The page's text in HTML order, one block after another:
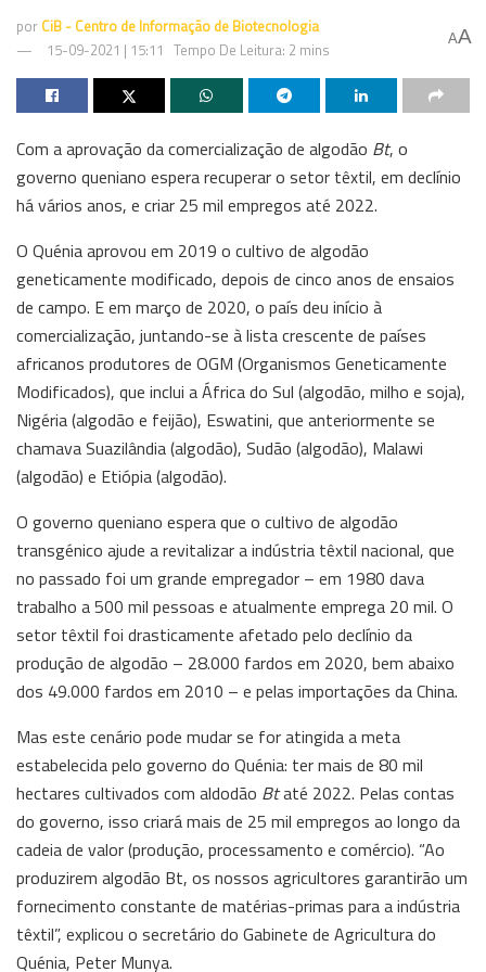
por CiB - Centro de Informação de Biotecnologia
15-09-2021 | 15:11 Tempo De Leitura: 2 mins
AA
Com a aprovação da comercialização de algodão Bt, o
governo queniano espera recuperar o setor têxtil, em declínio
há vários anos, e criar 25 mil empregos até 2022.
O Quénia aprovou em 2019 o cultivo de algodão
geneticamente modificado, depois de cinco anos de ensaios
de campo. E em março de 2020, o país deu início à
comercialização, juntando-se à lista crescente de países
africanos produtores de OGM (Organismos Geneticamente
Modificados), que inclui a África do Sul (algodão, milho e soja),
Nigéria (algodão e feijão), Eswatini, que anteriormente se
chamava Suazilândia (algodão), Sudão (algodão), Malawi
(algodão) e Etiópia (algodão).
O governo queniano espera que o cultivo de algodão
transgénico ajude a revitalizar a indústria têxtil nacional, que
no passado foi um grande empregador – em 1980 dava
trabalho a 500 mil pessoas e atualmente emprega 20 mil. O
setor têxtil foi drasticamente afetado pelo declínio da
produção de algodão – 28.000 fardos em 2020, bem abaixo
dos 49.000 fardos em 2010 – e pelas importações da China.
Mas este cenário pode mudar se for atingida a meta
estabelecida pelo governo do Quénia: ter mais de 80 mil
hectares cultivados com aldodão Btaté 2022. Pelas contas
do governo, isso criará mais de 25 mil empregos ao longo da
cadeia de valor (produção, processamento e comércio). “Ao
produzirem algodão Bt, os nossos agricultores garantirão um
fornecimento constante de matérias-primas para a indústria
têxtil”, explicou o secretário do Gabinete de Agricultura do
Quénia, Peter Munya.